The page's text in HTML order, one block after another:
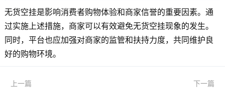
无货空挂是影响消费者购物体验和商家信誉的重要因素。通
过实施上述措施，商家可以有效避免无货空挂现象的发生。
同时，平台也应加强对商家的监管和扶持力度，共同维护良
好的购物环境。
上一篇
下一篇